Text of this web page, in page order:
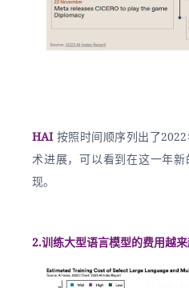
HAI 按照时间顺序列出了
术进展，可以看到在这一年
现。
2.训练大型语言模型的费用越